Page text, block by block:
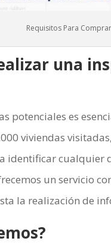
Requisitos Para
una
potenciales es
viviendas
identificar cualquier
un servicio
la realización de